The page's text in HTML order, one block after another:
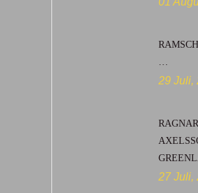
29 Juli,
RAGNAR
27 Juli,